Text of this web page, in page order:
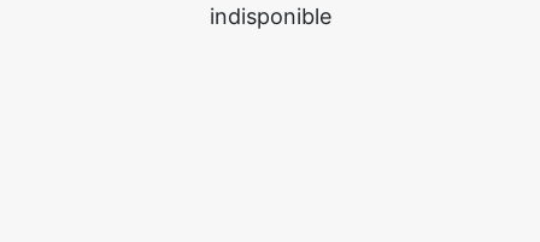
indisponible